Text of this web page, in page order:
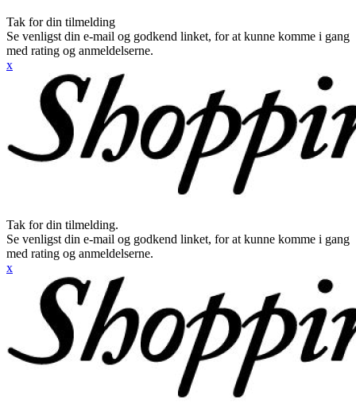
Tak for din tilmelding
Se venligst din e-mail og godkend linket, for at kunne komme i gang
med rating og anmeldelserne.
x
Tak for din tilmelding.
Se venligst din e-mail og godkend linket, for at kunne komme i gang
med rating og anmeldelserne.
x